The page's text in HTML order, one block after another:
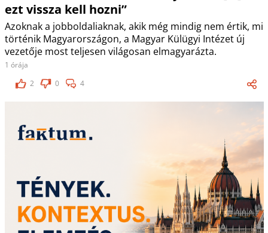
ezt vissza kell hozni”
Azoknak a jobboldaliaknak, akik még mindig nem értik, mi
történik Magyarországon, a Magyar Külügyi Intézet új
vezetője most teljesen világosan elmagyarázta.
1 órája
2
0 4